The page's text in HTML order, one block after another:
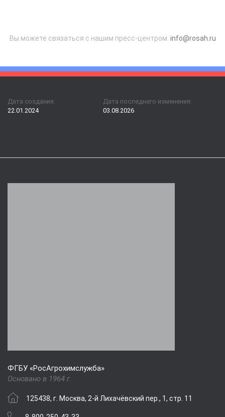
Вы можете связаться с нашим пресс-центром: info@rosah.ru
Дата создания:
22.01.2024
Дата последнего изменения:
03.08.2026
ФГБУ «РосАгрохимслужба»
Основано в 1964 г.
125438, г. Москва, 2-й Лихачёвский пер., 1, стр. 11